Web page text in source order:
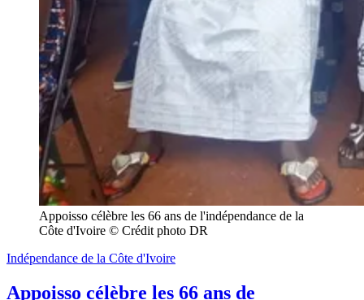
Appoisso célèbre les 66 ans de l'indépendance de la
Côte d'Ivoire © Crédit photo DR
Indépendance de la Côte d'Ivoire
Appoisso célèbre les 66 ans de